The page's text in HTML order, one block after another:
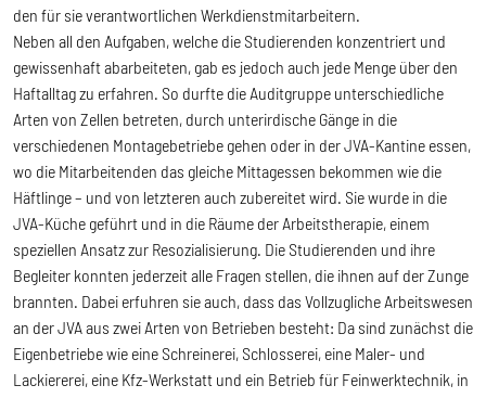
den für sie verantwortlichen Werkdienstmitarbeitern.
Neben all den Aufgaben, welche die Studierenden konzentriert und
gewissenhaft abarbeiteten, gab es jedoch auch jede Menge über den
Haftalltag zu erfahren. So durfte die Auditgruppe unterschiedliche
Arten von Zellen betreten, durch unterirdische Gänge in die
verschiedenen Montagebetriebe gehen oder in der JVA-Kantine essen,
wo die Mitarbeitenden das gleiche Mittagessen bekommen wie die
Häftlinge – und von letzteren auch zubereitet wird. Sie wurde in die
JVA-Küche geführt und in die Räume der Arbeitstherapie, einem
speziellen Ansatz zur Resozialisierung. Die Studierenden und ihre
Begleiter konnten jederzeit alle Fragen stellen, die ihnen auf der Zunge
brannten. Dabei erfuhren sie auch, dass das Vollzugliche Arbeitswesen
an der JVA aus zwei Arten von Betrieben besteht: Da sind zunächst die
Eigenbetriebe wie eine Schreinerei, Schlosserei, eine Maler- und
Lackiererei, eine Kfz-Werkstatt und ein Betrieb für Feinwerktechnik, in